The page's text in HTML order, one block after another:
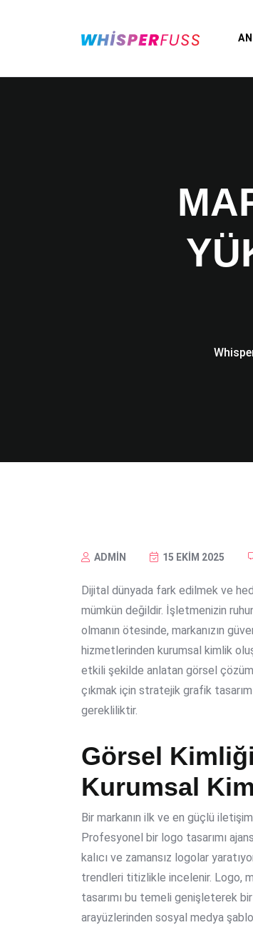
ADMIN 15 EKIM 2025
Dijital dünyada fark edilmek ve
mümkün değildir. İşletmenizin
olmanın ötesinde, markanızın
hizmetlerinden kurumsal kimlik
etkili şekilde anlatan görsel
çıkmak için stratejik grafik tasarım
gerekliliktir.
Görsel
Kurumsal
Bir markanın ilk ve en güçlü
Profesyonel bir logo tasarımı
kalıcı ve zamansız logolar
trendleri titizlikle incelenir. Logo,
tasarımı bu temeli genişleterek
arayüzlerinden sosyal medya